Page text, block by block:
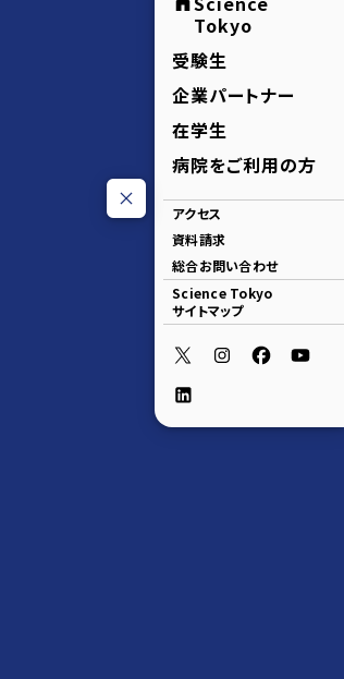
Tokyo
受験生
企業パートナー
在学生
病院をご利用の方
アクセス
資料請求
総合お問い合わせ
Science Tokyo
サイトマップ